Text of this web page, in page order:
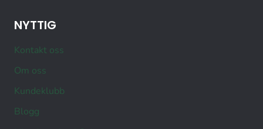
NYTTIG
Kontakt oss
Om oss
Kundeklubb
Blogg